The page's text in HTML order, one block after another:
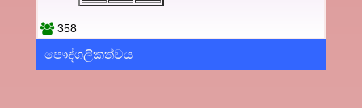
358
පෞද්ගලිකත්වය